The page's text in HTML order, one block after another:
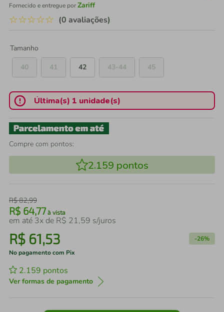
Fornecido e entregue porZariff
☆☆☆☆☆ (0 avaliações)
Tamanho
40
41 42 43-44 45
Última(s) 1 unidade(s)
Compre com pontos:
2.159 pontos
R$82,99
R$ 64,77 à vista
em até 3x de R$ 21,59 s/juros
R$ 61,53 -26%
No pagamento com Pix
2.159 pontos
Ver formas de pagamento